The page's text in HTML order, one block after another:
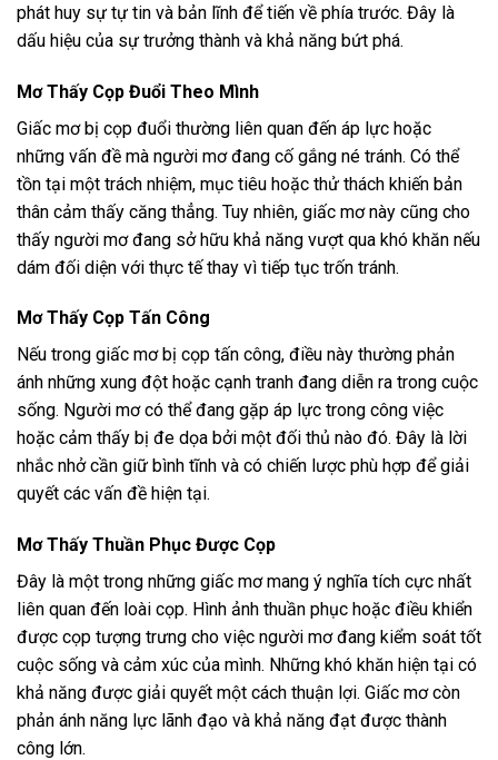
phát huy sự tự tin và bản lĩnh để tiến về phía trước. Đây là
dấu hiệu của sự trưởng thành và khả năng bứt phá.
Mơ Thấy Cọp Đuổi Theo Mình
Giấc mơ bị cọp đuổi thường liên quan đến áp lực hoặc
những vấn đề mà người mơ đang cố gắng né tránh. Có thể
tồn tại một trách nhiệm, mục tiêu hoặc thử thách khiến bản
thân cảm thấy căng thẳng. Tuy nhiên, giấc mơ này cũng cho
thấy người mơ đang sở hữu khả năng vượt qua khó khăn nếu
dám đối diện với thực tế thay vì tiếp tục trốn tránh.
Mơ Thấy Cọp Tấn Công
Nếu trong giấc mơ bị cọp tấn công, điều này thường phản
ánh những xung đột hoặc cạnh tranh đang diễn ra trong cuộc
sống. Người mơ có thể đang gặp áp lực trong công việc
hoặc cảm thấy bị đe dọa bởi một đối thủ nào đó. Đây là lời
nhắc nhở cần giữ bình tĩnh và có chiến lược phù hợp để giải
quyết các vấn đề hiện tại.
Mơ Thấy Thuần Phục Được Cọp
Đây là một trong những giấc mơ mang ý nghĩa tích cực nhất
liên quan đến loài cọp. Hình ảnh thuần phục hoặc điều khiển
được cọp tượng trưng cho việc người mơ đang kiểm soát tốt
cuộc sống và cảm xúc của mình. Những khó khăn hiện tại có
khả năng được giải quyết một cách thuận lợi. Giấc mơ còn
phản ánh năng lực lãnh đạo và khả năng đạt được thành
công lớn.